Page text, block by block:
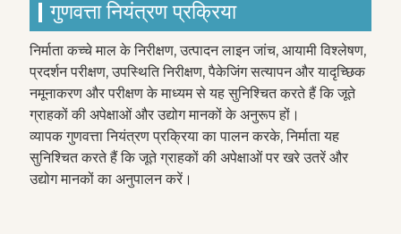
गुणवत्ता नियंत्रण प्रक्रिया
निर्माता कच्चे माल के निरीक्षण, उत्पादन लाइन जांच, आयामी विश्लेषण,
प्रदर्शन परीक्षण, उपस्थिति निरीक्षण, पैकेजिंग सत्यापन और यादृच्छिक
नमूनाकरण और परीक्षण के माध्यम से यह सुनिश्चित करते हैं कि जूते
ग्राहकों की अपेक्षाओं और उद्योग मानकों के अनुरूप हों।
व्यापक गुणवत्ता नियंत्रण प्रक्रिया का पालन करके, निर्माता यह
सुनिश्चित करते हैं कि जूते ग्राहकों की अपेक्षाओं पर खरे उतरें और
उद्योग मानकों का अनुपालन करें।